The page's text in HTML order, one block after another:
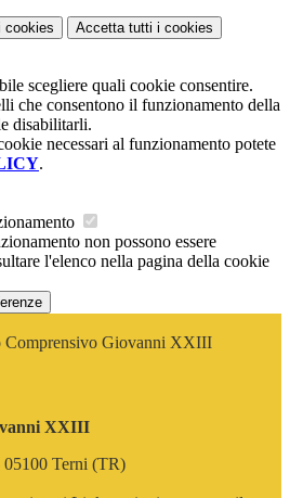
cookies Accetta tutti i cookies
scegliere quali cookie consentire.
che consentono il funzionamento della
disabilitarli.
necessari al funzionamento potete
.
non possono essere
l'elenco nella pagina della cookie
Comprensivo Giovanni XXIII
XXIII
05100 Terni (TR)